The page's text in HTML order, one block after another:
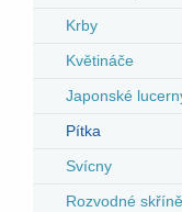
Krby
Květináče
Japonské
Pítka
Svícny
Rozvodné skříně